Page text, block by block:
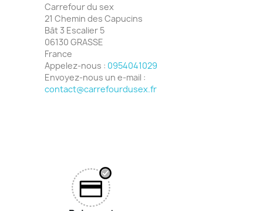
Carrefour du sex
21 Chemin des Capucins
Bât 3 Escalier 5
06130 GRASSE
France
Appelez-nous : 0954041029
Envoyez-nous un e-mail :
contact@carrefourdusex.fr